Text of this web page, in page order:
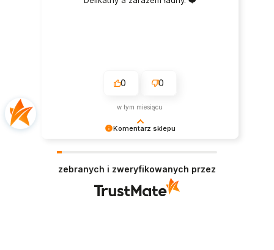
Komentarz sklepu
że jesteśmy na właściwym torze :) Z
pozdrowieniami, obsługa sklepu.
0 0
w tym miesiącu
zebranych i zweryfikowanych przez